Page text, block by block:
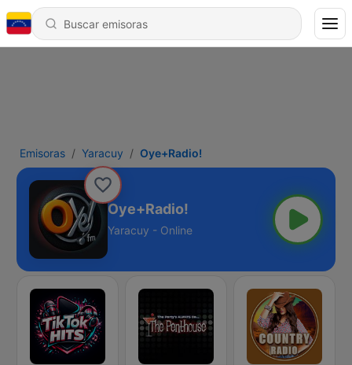
Emisoras Yaracuy Oye+Radio!
Oye+Radio!
Yaracuy - Online